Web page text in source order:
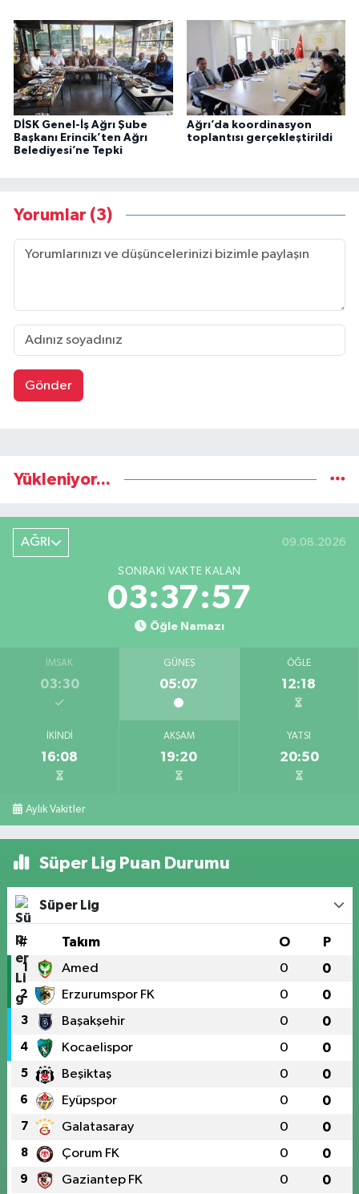
DİSK Genel-İş Ağrı Şube
Başkanı Erincik’ten Ağrı
Belediyesi’ne Tepki
Ağrı’da koordinasyon
toplantısı gerçekleştirildi
Yorumlar (3)
Gönder
Yükleniyor...
AĞRI 09.08.2026
SONRAKI VAKTE KALAN
03:37:57
Öğle Namazı
İMSAK
03:30
GÜNEŞ
05:07
ÖĞLE
12:18
İKINDI
16:08
AKŞAM
19:20
YATSI
20:50
Aylık Vakitler
Süper Lig Puan Durumu
Süper Lig
# Takım O P
1 Amed 0 0
2 Erzurumspor FK 0 0
3 Başakşehir 0 0
4 Kocaelispor 0 0
5 Beşiktaş 0 0
6 Eyüpspor 0 0
7 Galatasaray 0 0
8 Çorum FK 0 0
9 Gaziantep FK 0 0